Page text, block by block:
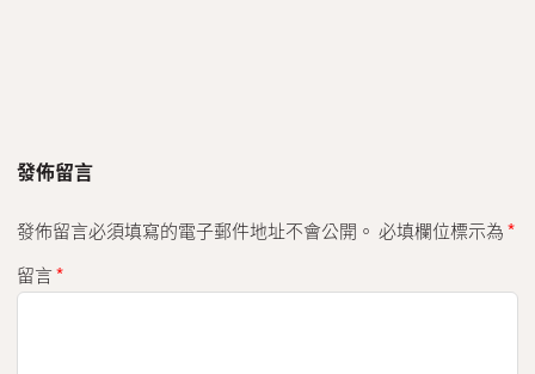
發佈留言
發佈留言必須填寫的電子郵件地址不會公開。 必填欄位標示為 *
留言*